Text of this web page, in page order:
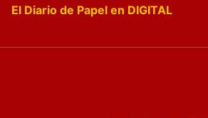
El Diario de Papel en DIGITAL